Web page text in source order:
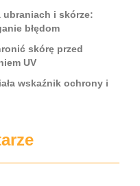
ubraniach i skórze:
błędom
skórę przed
UV
wskaźnik ochrony i